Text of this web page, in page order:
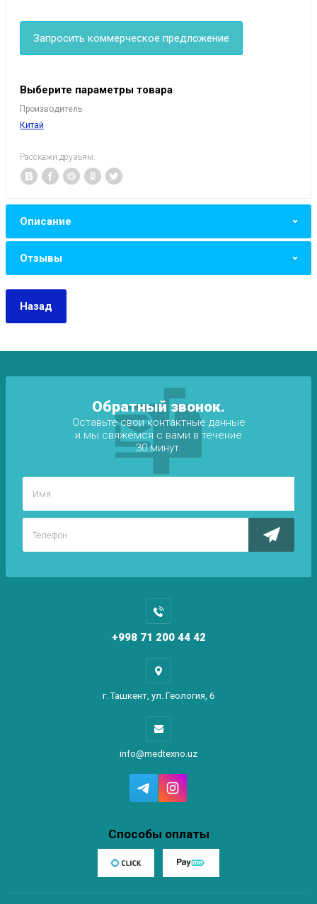
Запросить коммерческое предложение
Выберите параметры товара
Производитель
Китай
Расскажи друзьям:
Описание
Отзывы
Назад
Обратный звонок.
Оставьте свои контактные данные
и мы свяжемся с вами в течение
30 минут.
+998 71 200 44 42
г. Ташкент, ул. Геология, 6
info@medtexno.uz
Способы оплаты